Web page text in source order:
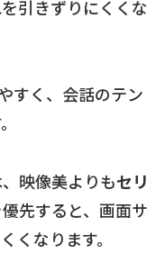
引きずりにくくな
すく、会話のテン
映像美よりもセリ
先すると、画面サ
くなります。